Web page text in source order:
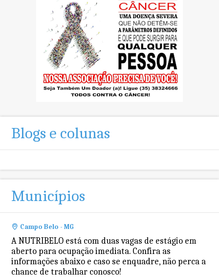
Blogs e colunas
Municípios
Campo Belo - MG
A NUTRIBELO está com duas vagas de estágio em
aberto para ocupação imediata. Confira as
informações abaixo e caso se enquadre, não perca a
chance de trabalhar conosco!